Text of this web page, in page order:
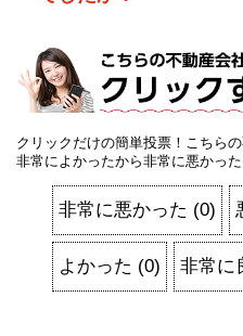
クリックだけの簡単投票！こちら
非常によかったから非常に悪かっ
非常に悪かった (0)
よかった (0) 非常に